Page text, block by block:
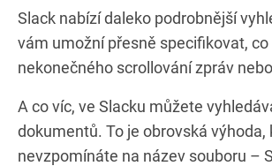
Slack nabízí daleko podrobnější
vám umožní přesně specifikovat,
nekonečného scrollování zpráv
A co víc, ve Slacku můžete
dokumentů. To je obrovská výhoda,
nevzpomínáte na název souboru –